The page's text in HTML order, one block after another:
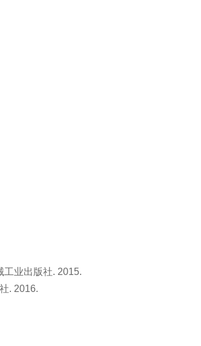
工业出版社. 2015.
. 2016.